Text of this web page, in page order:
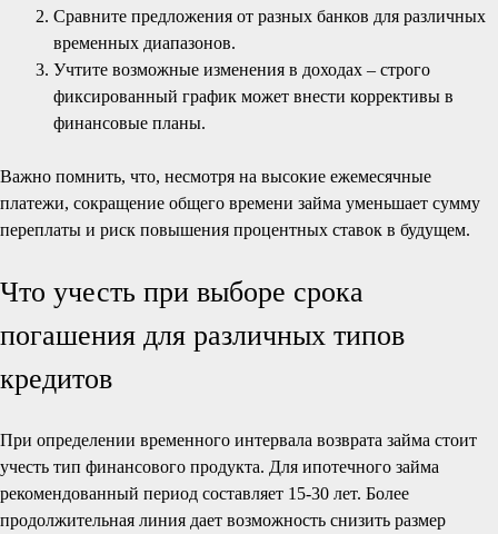
Сравните предложения от разных банков для различных
временных диапазонов.
Учтите возможные изменения в доходах – строго
фиксированный график может внести коррективы в
финансовые планы.
Важно помнить, что, несмотря на высокие ежемесячные
платежи, сокращение общего времени займа уменьшает сумму
переплаты и риск повышения процентных ставок в будущем.
Что учесть при выборе срока
погашения для различных типов
кредитов
При определении временного интервала возврата займа стоит
учесть тип финансового продукта. Для ипотечного займа
рекомендованный период составляет 15-30 лет. Более
продолжительная линия дает возможность снизить размер